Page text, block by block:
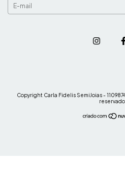
Copyright Carla Fidelis SemiJoias -